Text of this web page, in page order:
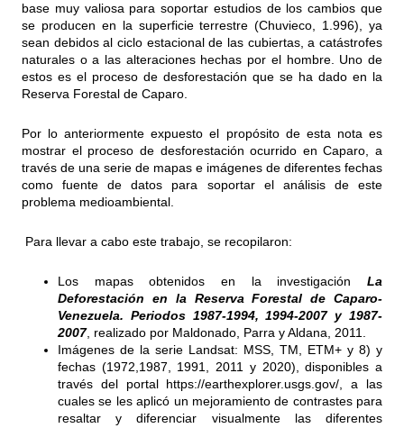
base muy valiosa para soportar estudios de los cambios que
se producen en la superficie terrestre (Chuvieco, 1.996), ya
sean debidos al ciclo estacional de las cubiertas, a catástrofes
naturales o a las alteraciones hechas por el hombre. Uno de
estos es el proceso de desforestación que se ha dado en la
Reserva Forestal de Caparo.
Por lo anteriormente expuesto el propósito de esta nota es
mostrar el proceso de desforestación ocurrido en Caparo, a
través de una serie de mapas e imágenes de diferentes fechas
como fuente de datos para soportar el análisis de este
problema medioambiental.
Para llevar a cabo este trabajo, se recopilaron:
Los mapas obtenidos en la investigación La
Deforestación en la Reserva Forestal de Caparo-
Venezuela. Periodos 1987-1994, 1994-2007 y 1987-
2007, realizado por Maldonado, Parra y Aldana, 2011.
Imágenes de la serie Landsat: MSS, TM, ETM+ y 8) y
fechas (1972,1987, 1991, 2011 y 2020), disponibles a
través del portal https://earthexplorer.usgs.gov/, a las
cuales se les aplicó un mejoramiento de contrastes para
resaltar y diferenciar visualmente las diferentes